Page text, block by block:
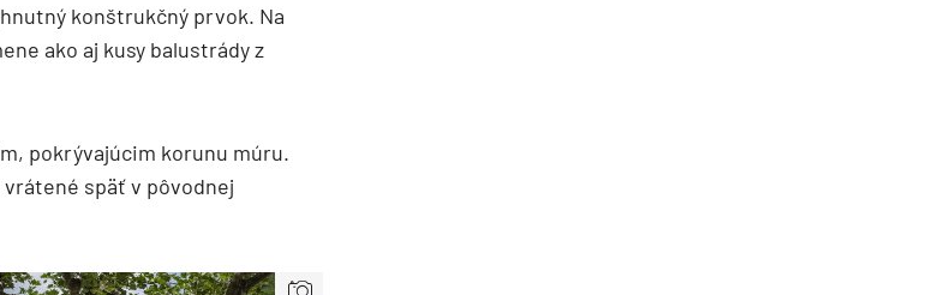
konštrukčný prvok. Na
ako aj kusy balustrády z
pokrývajúcim korunu múru.
späť v pôvodnej